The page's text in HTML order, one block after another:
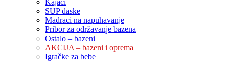
Kajaci
SUP daske
Madraci na napuhavanje
Pribor za održavanje bazena
Ostalo – bazeni
AKCIJA – bazeni i oprema
Igračke za bebe